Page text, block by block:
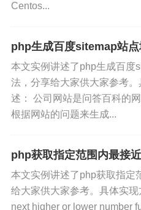
Centos...
php生成百度sitemap站点
本文实例讲述了php生成百度
法，分享给大家供大家参考
述： 公司网站是问答百科的
根据网站的问题来生成...
php获取指定范围内最接
本文实例讲述了php获取指定
给大家供大家参考。具体实
next higher or lower number